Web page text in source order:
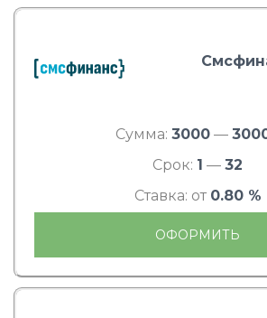
Сумма: 3000—
Срок: 1 — 32
Ставка: от 0.80 %
ОФОРМИТЬ